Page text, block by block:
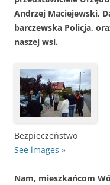
Andrzej Maciejewski,
barczewska Policja,
naszej wsi.
Bezpieczeństwo
See images »
Nam, mieszkańcom